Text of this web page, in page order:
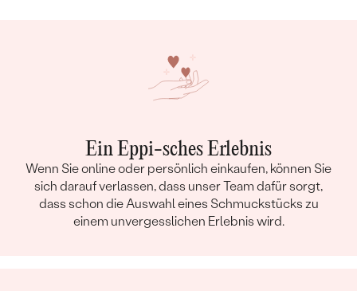
Ein Eppi-sches Erlebnis
Wenn Sie online oder persönlich einkaufen, können Sie
sich darauf verlassen, dass unser Team dafür sorgt,
dass schon die Auswahl eines Schmuckstücks zu
einem unvergesslichen Erlebnis wird.